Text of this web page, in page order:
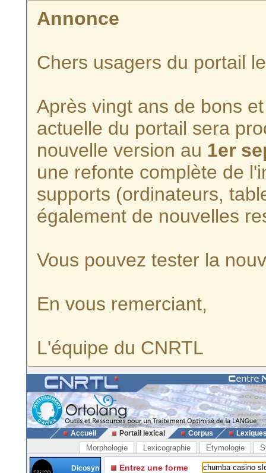
Annonce
Chers usagers du portail
Après vingt ans de bons
actuelle du portail sera
nouvelle version au 1er
une refonte complète de
supports (ordinateurs,
également de nouvelles
Vous pouvez tester la
En vous remerciant,
L'équipe du CNRTL
Accueil Portail lexical Corpus
Morphologie Lexicographie Etymologie
Dicosyn
Entrez une forme